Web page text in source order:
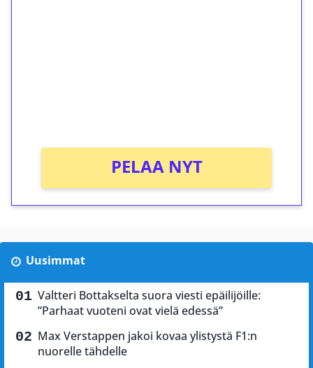
PELAA NYT
Uusimmat
Valtteri Bottakselta suora viesti epäilijöille:
”Parhaat vuoteni ovat vielä edessä”
Max Verstappen jakoi kovaa ylistystä F1:n
nuorelle tähdelle